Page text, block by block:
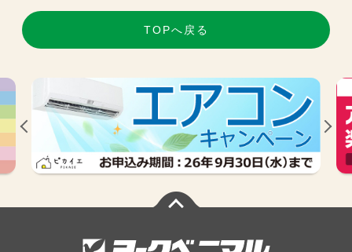
TOPへ戻る